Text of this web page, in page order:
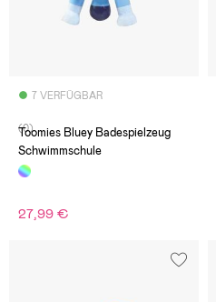
7 VERFÜGBAR
(0)
Toomies Bluey Badespielzeug
Schwimmschule
27,99 €